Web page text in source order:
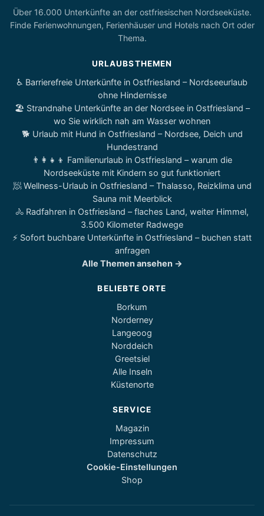
Über 16.000 Unterkünfte an der ostfriesischen Nordseeküste.
Finde Ferienwohnungen, Ferienhäuser und Hotels nach Ort oder
Thema.
URLAUBSTHEMEN
♿ Barrierefreie Unterkünfte in Ostfriesland – Nordseeurlaub
ohne Hindernisse
🏖️ Strandnahe Unterkünfte an der Nordsee in Ostfriesland –
wo Sie wirklich nah am Wasser wohnen
🐕 Urlaub mit Hund in Ostfriesland – Nordsee, Deich und
Hundestrand
👨‍👩‍👧‍👦 Familienurlaub in Ostfriesland – warum die
Nordseeküste mit Kindern so gut funktioniert
🧖 Wellness-Urlaub in Ostfriesland – Thalasso, Reizklima und
Sauna mit Meerblick
🚴 Radfahren in Ostfriesland – flaches Land, weiter Himmel,
3.500 Kilometer Radwege
⚡ Sofort buchbare Unterkünfte in Ostfriesland – buchen statt
anfragen
Alle Themen ansehen →
BELIEBTE ORTE
Borkum
Norderney
Langeoog
Norddeich
Greetsiel
Alle Inseln
Küstenorte
SERVICE
Magazin
Impressum
Datenschutz
Cookie-Einstellungen
Shop